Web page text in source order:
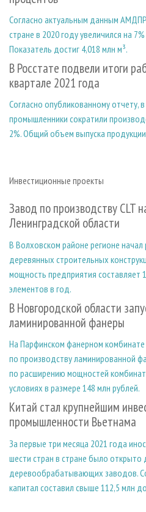
Согласно актуальным данным
стране в 2020 году увеличился на
Показатель достиг 4,018 млн м³.
В Росстате подвели итоги
квартале 2021 года
Согласно опубликованному отчету,
промышленники сократили
2%. Общий объем выпуска
Инвестиционные проекты
Завод по производству CLT
Ленинградской области
В Волховском районе регионе
деревянных строительных
мощность предприятия составляет
элементов в год.
В Новгородской области
ламинированной фанеры
На Парфинском фанерном
по производству ламинированной
по расширению мощностей
условиях в размере 148 млн рублей.
Китай стал крупнейшим
промышленности Вьетнама
За первые три месяца 2021 года
шести стран в стране было открыто
деревообрабатывающих заводов.
капитал составил свыше 112,5 млн